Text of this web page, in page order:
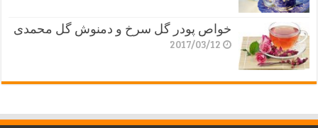
خواص پودر گل سرخ و دمنوش گل محمدی
2017/03/12